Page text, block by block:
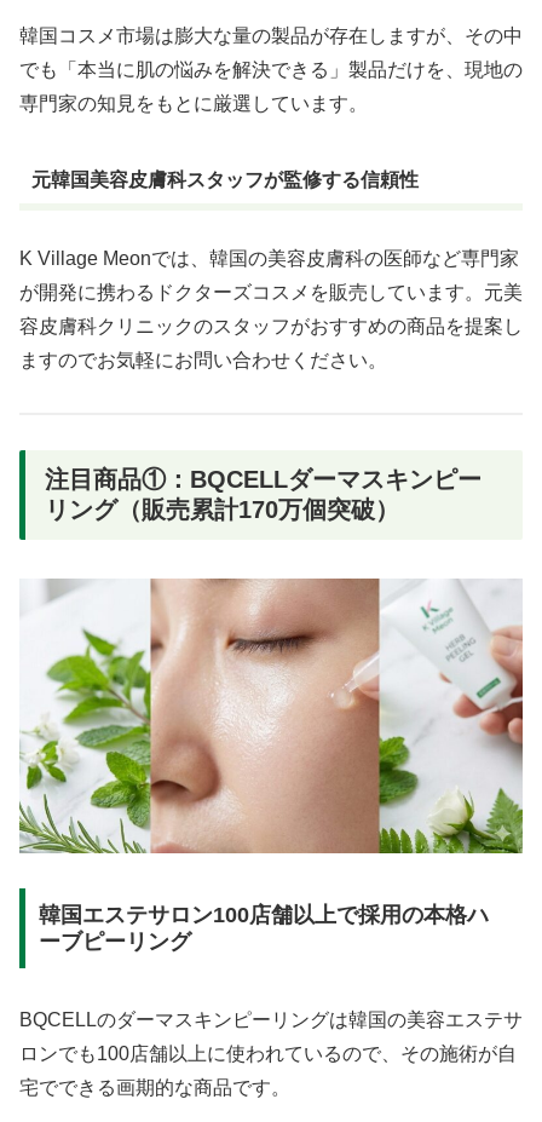
韓国コスメ市場は膨大な量の製品が存在しますが、その中
でも「本当に肌の悩みを解決できる」製品だけを、現地の
専門家の知見をもとに厳選しています。
元韓国美容皮膚科スタッフが監修する信頼性
K Village Meonでは、韓国の美容皮膚科の医師など専門家
が開発に携わるドクターズコスメを販売しています。元美
容皮膚科クリニックのスタッフがおすすめの商品を提案し
ますのでお気軽にお問い合わせください。
注目商品①：BQCELLダーマスキンピー
リング（販売累計170万個突破）
韓国エステサロン100店舗以上で採用の本格ハ
ーブピーリング
BQCELLのダーマスキンピーリングは韓国の美容エステサ
ロンでも100店舗以上に使われているので、その施術が自
宅でできる画期的な商品です。